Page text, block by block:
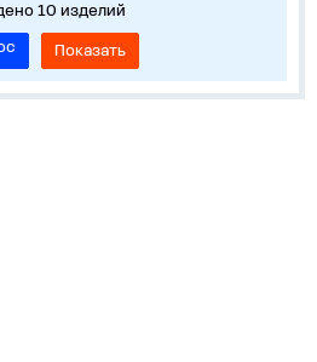
10 изделий
Показать